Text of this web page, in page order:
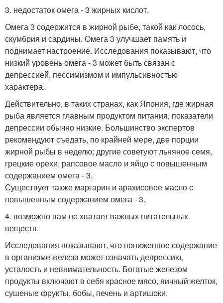
3. недостаток омега - 3 жирных кислот.
Омега 3 содержится в жирной рыбе, такой как лосось,
скумбрия и сардины. Омега 3 улучшает память и
поднимает настроение. Исследования показывают, что
низкий уровень омега - 3 может быть связан с
депрессией, пессимизмом и импульсивностью
характера.
Действительно, в таких странах, как Япония, где жирная
рыба является главным продуктом питания, показатели
депрессии обычно низкие. Большинство экспертов
рекомендуют съедать, по крайней мере, две порции
жирной рыбы в неделю; другие советуют льняное семя,
грецкие орехи, рапсовое масло и яйцо с повышенным
содержанием омега - 3.
Существует также маргарин и арахисовое масло с
повышенным содержанием омега - 3.
4. возможно вам не хватает важных питательных
веществ.
Исследования показывают, что пониженное содержание
в организме железа может означать депрессию,
усталость и невнимательность. Богатые железом
продукты включают в себя красное мясо, яичный желток,
сушеные фрукты, бобы, печень и артишоки.